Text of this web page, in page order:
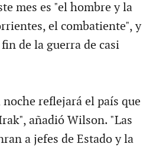
mes es "el hombre y la
el combatiente", y
de la guerra de casi
noche reflejará el país que
añadió Wilson. "Las
a jefes de Estado y la